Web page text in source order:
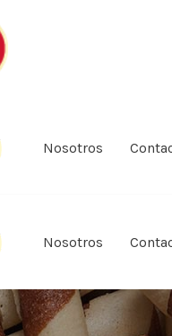
Nosotros
Nosotros